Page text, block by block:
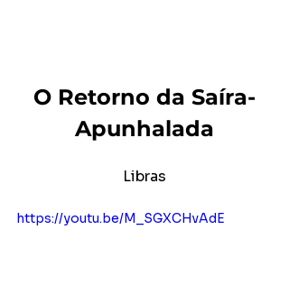
O Retorno da Saíra-
Apunhalada
Libras
https://youtu.be/M_SGXCHvAdE